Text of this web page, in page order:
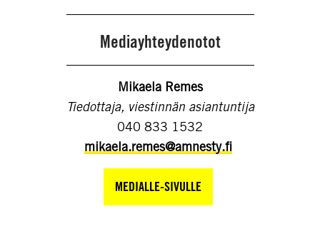
Mediayhteydenotot
Mikaela Remes
Tiedottaja, viestinnän asiantuntija
040 833 1532
mikaela.remes@amnesty.fi
MEDIALLE-SIVULLE